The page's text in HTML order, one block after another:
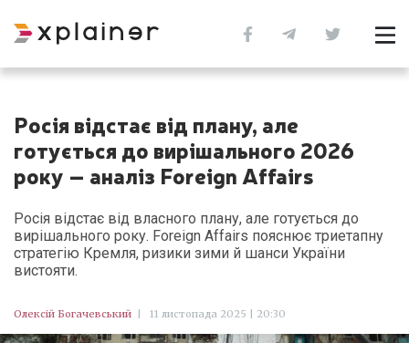
Росія відстає від плану, але
готується до вирішального 2026
року – аналіз Foreign Affairs
Росія відстає від власного плану, але готується до
вирішального року. Foreign Affairs пояснює триетапну
стратегію Кремля, ризики зими й шанси України
вистояти.
Олексій Богачевський 11 листопада 2025 | 20:30